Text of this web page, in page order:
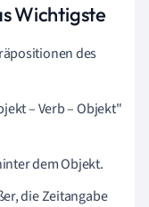
Wichtigste
des
– Verb – Objekt"
dem Objekt.
die Zeitangabe